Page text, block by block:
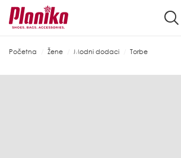
Početna Žene Modni dodaci Torbe